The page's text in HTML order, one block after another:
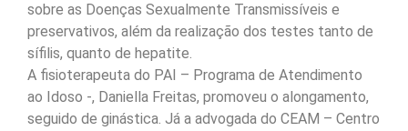
sobre as Doenças Sexualmente Transmissíveis e
preservativos, além da realização dos testes tanto de
sífilis, quanto de hepatite.
A fisioterapeuta do PAI – Programa de Atendimento
ao Idoso -, Daniella Freitas, promoveu o alongamento,
seguido de ginástica. Já a advogada do CEAM – Centro